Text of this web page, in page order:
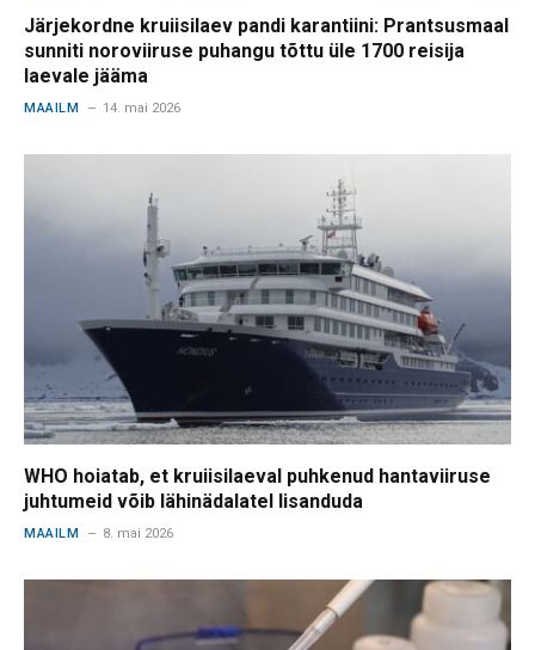
Järjekordne kruiisilaev pandi karantiini: Prantsusmaal
sunniti noroviiruse puhangu tõttu üle 1700 reisija
laevale jääma
MAAILM 14. mai 2026
WHO hoiatab, et kruiisilaeval puhkenud hantaviiruse
juhtumeid võib lähinädalatel lisanduda
MAAILM 8. mai 2026